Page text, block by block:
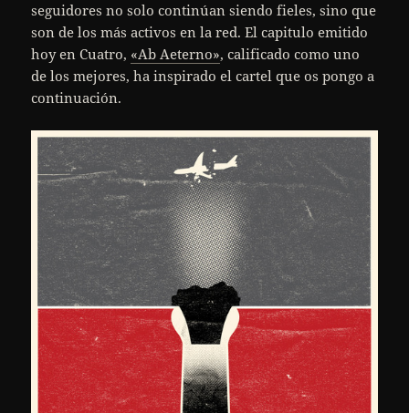
seguidores no solo continúan siendo fieles, sino que
son de los más activos en la red. El capitulo emitido
hoy en Cuatro, «Ab Aeterno», calificado como uno
de los mejores, ha inspirado el cartel que os pongo a
continuación.